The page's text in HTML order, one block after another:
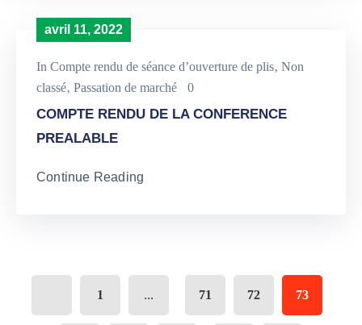
avril 11, 2022
In Compte rendu de séance d’ouverture de plis‚ Non
classé‚ Passation de marché 0
COMPTE RENDU DE LA CONFERENCE
PREALABLE
Continue Reading
1 ... 71 72 73